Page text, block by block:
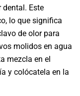
dental. Este
lo que significa
de olor para
molidos en agua
mezcla en el
y colócatela en la